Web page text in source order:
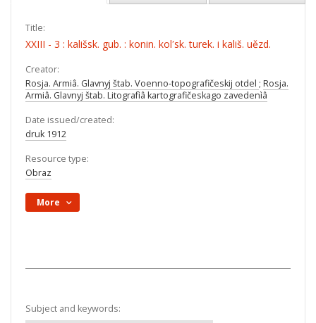
Title:
XXIII - 3 : kališsk. gub. : konin. kolʹsk. turek. i kališ. uězd.
Creator:
Rosja. Armiâ. Glavnyj štab. Voenno-topografičeskij otdel ; Rosja.
Armiâ. Glavnyj štab. Litografìâ kartografičeskago zavedenìâ
Date issued/created:
druk 1912
Resource type:
Obraz
More
Subject and keywords: